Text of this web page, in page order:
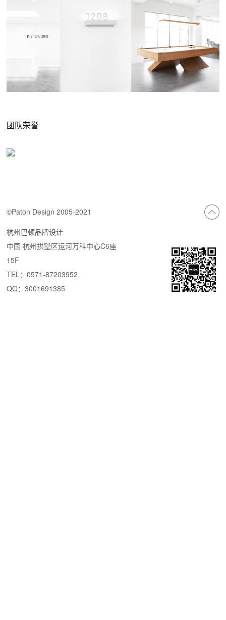
团队荣誉
©Paton Design 2005-2021
杭州巴顿品牌设计
中国·杭州拱墅区运河万科中心C6座
15F
TEL：0571-87203952
QQ：3001691385